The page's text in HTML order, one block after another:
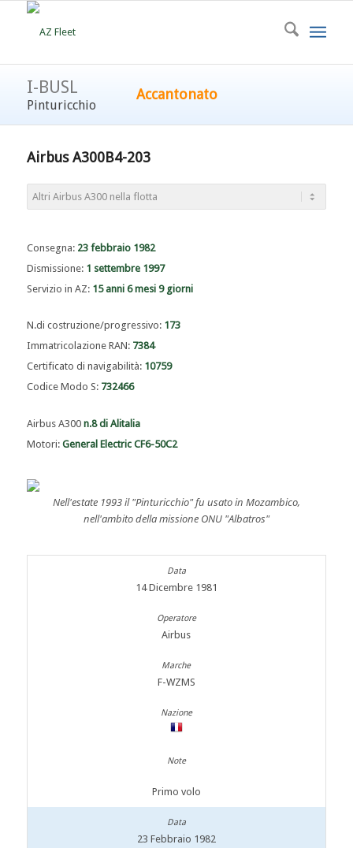
I-BUSL
Pinturicchio
Accantonato
Airbus A300B4-203
Consegna: 23 febbraio 1982
Dismissione: 1 settembre 1997
Servizio in AZ: 15 anni 6 mesi 9 giorni
N.di costruzione/progressivo: 173
Immatricolazione RAN: 7384
Certificato di navigabilità: 10759
Codice Modo S: 732466
Airbus A300 n.8 di Alitalia
Motori: General Electric CF6-50C2
Nell'estate 1993 il "Pinturicchio" fu usato in Mozambico,
nell'ambito della missione ONU "Albatros"
14 Dicembre 1981
Airbus
F-WZMS
Primo volo
23 Febbraio 1982